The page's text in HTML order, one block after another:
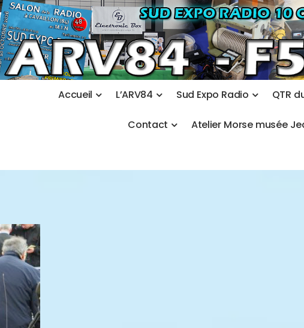
Accueil L’ARV84 Sud Expo Radio QTR d
Contact Atelier Morse musée Je